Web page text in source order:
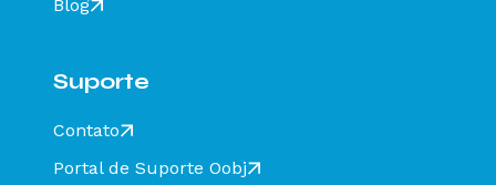
Como configurar a vinculação SAT/MFE no
Responsável Técnico no DF-e Client
Como configurar impressão via obsCont no DF-
e Client?
Como atualizar a versão do Java do serviço
Blog
Suporte
Contato
Portal de Suporte Oobj